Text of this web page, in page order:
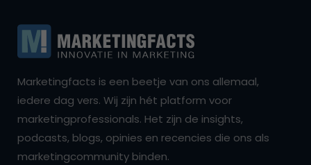
Marketingfacts is een beetje van ons allemaal,
iedere dag vers. Wij zijn hét platform voor
marketingprofessionals. Het zijn de insights,
podcasts, blogs, opinies en recencies die ons als
marketingcommunity binden.